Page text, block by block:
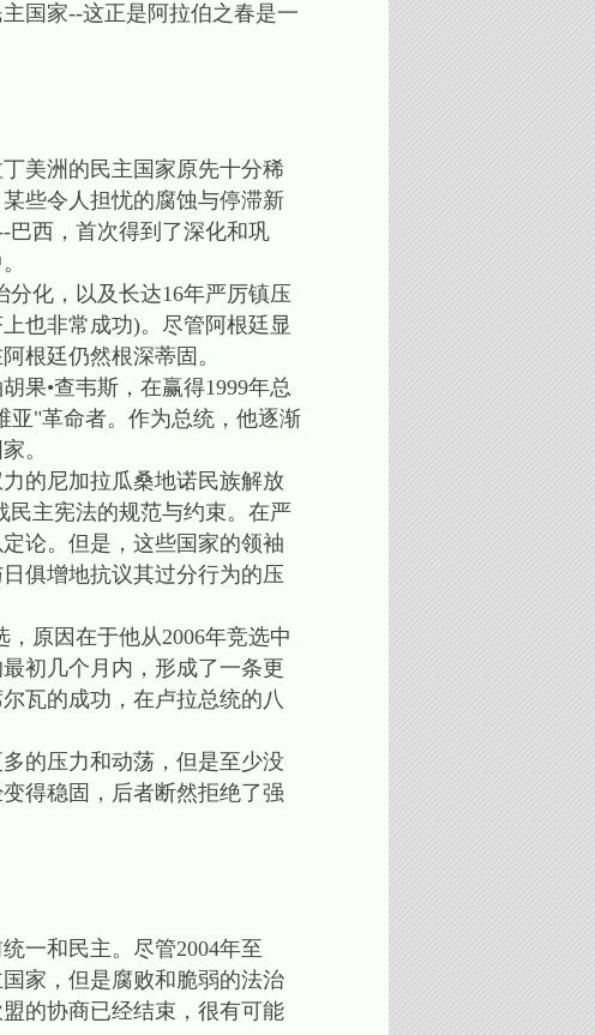
国家--这正是阿拉伯之春是一
美洲的民主国家原先十分稀
些令人担忧的腐蚀与停滞新
巴西，首次得到了深化和巩
化，以及长达16年严厉镇压
也非常成功)。尽管阿根廷显
根廷仍然根深蒂固。
•查韦斯，在赢得1999年总
亚"革命者。作为总统，他逐渐
。
的尼加拉瓜桑地诺民族解放
民主宪法的规范与约束。在严
论。但是，这些国家的领袖
俱增地抗议其过分行为的压
原因在于他从2006年竞选中
初几个月内，形成了一条更
瓦的成功，在卢拉总统的八
的压力和动荡，但是至少没
得稳固，后者断然拒绝了强
一和民主。尽管2004年至
家，但是腐败和脆弱的法治
的协商已经结束，很有可能